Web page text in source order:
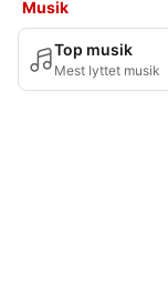
Musik
Top musik
Mest lyttet musik